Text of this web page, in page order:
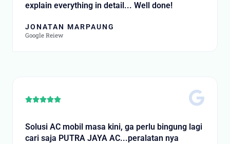
explain everything in detail... Well done!
JONATAN MARPAUNG
Google Reiew
Rated
Solusi AC mobil masa kini, ga perlu bingung lagi
cari saja PUTRA JAYA AC...peralatan nya